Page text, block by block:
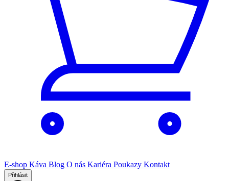
E-shop Káva Blog O nás Kariéra Poukazy Kontakt
Přihlásit